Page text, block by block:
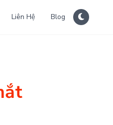
Liên Hệ Blog